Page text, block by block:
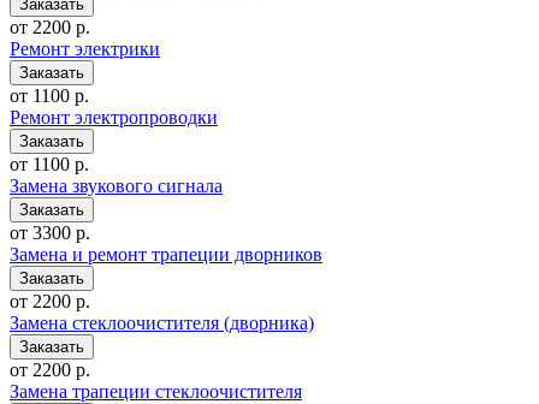
от 2200 р.
Ремонт электрики
от 1100 р.
Ремонт электропроводки
от 1100 р.
Замена звукового сигнала
от 3300 р.
Замена и ремонт трапеции дворников
от 2200 р.
Замена стеклоочистителя (дворника)
от 2200 р.
Замена трапеции стеклоочистителя